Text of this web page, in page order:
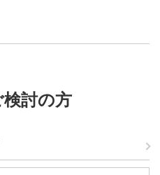
討の方